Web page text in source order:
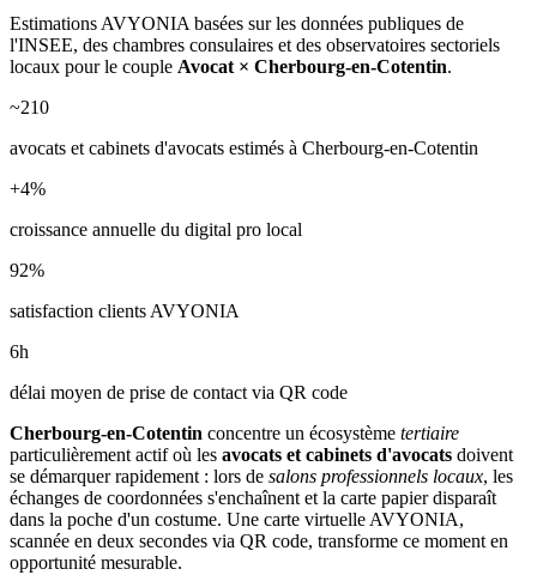
Estimations AVYONIA basées sur les données publiques de
l'INSEE, des chambres consulaires et des observatoires sectoriels
locaux pour le couple Avocat × Cherbourg-en-Cotentin.
~210
avocats et cabinets d'avocats estimés à Cherbourg-en-Cotentin
+4%
croissance annuelle du digital pro local
92%
satisfaction clients AVYONIA
6h
délai moyen de prise de contact via QR code
Cherbourg-en-Cotentin concentre un écosystème tertiaire
particulièrement actif où les avocats et cabinets d'avocats doivent
se démarquer rapidement : lors de salons professionnels locaux, les
échanges de coordonnées s'enchaînent et la carte papier disparaît
dans la poche d'un costume. Une carte virtuelle AVYONIA,
scannée en deux secondes via QR code, transforme ce moment en
opportunité mesurable.